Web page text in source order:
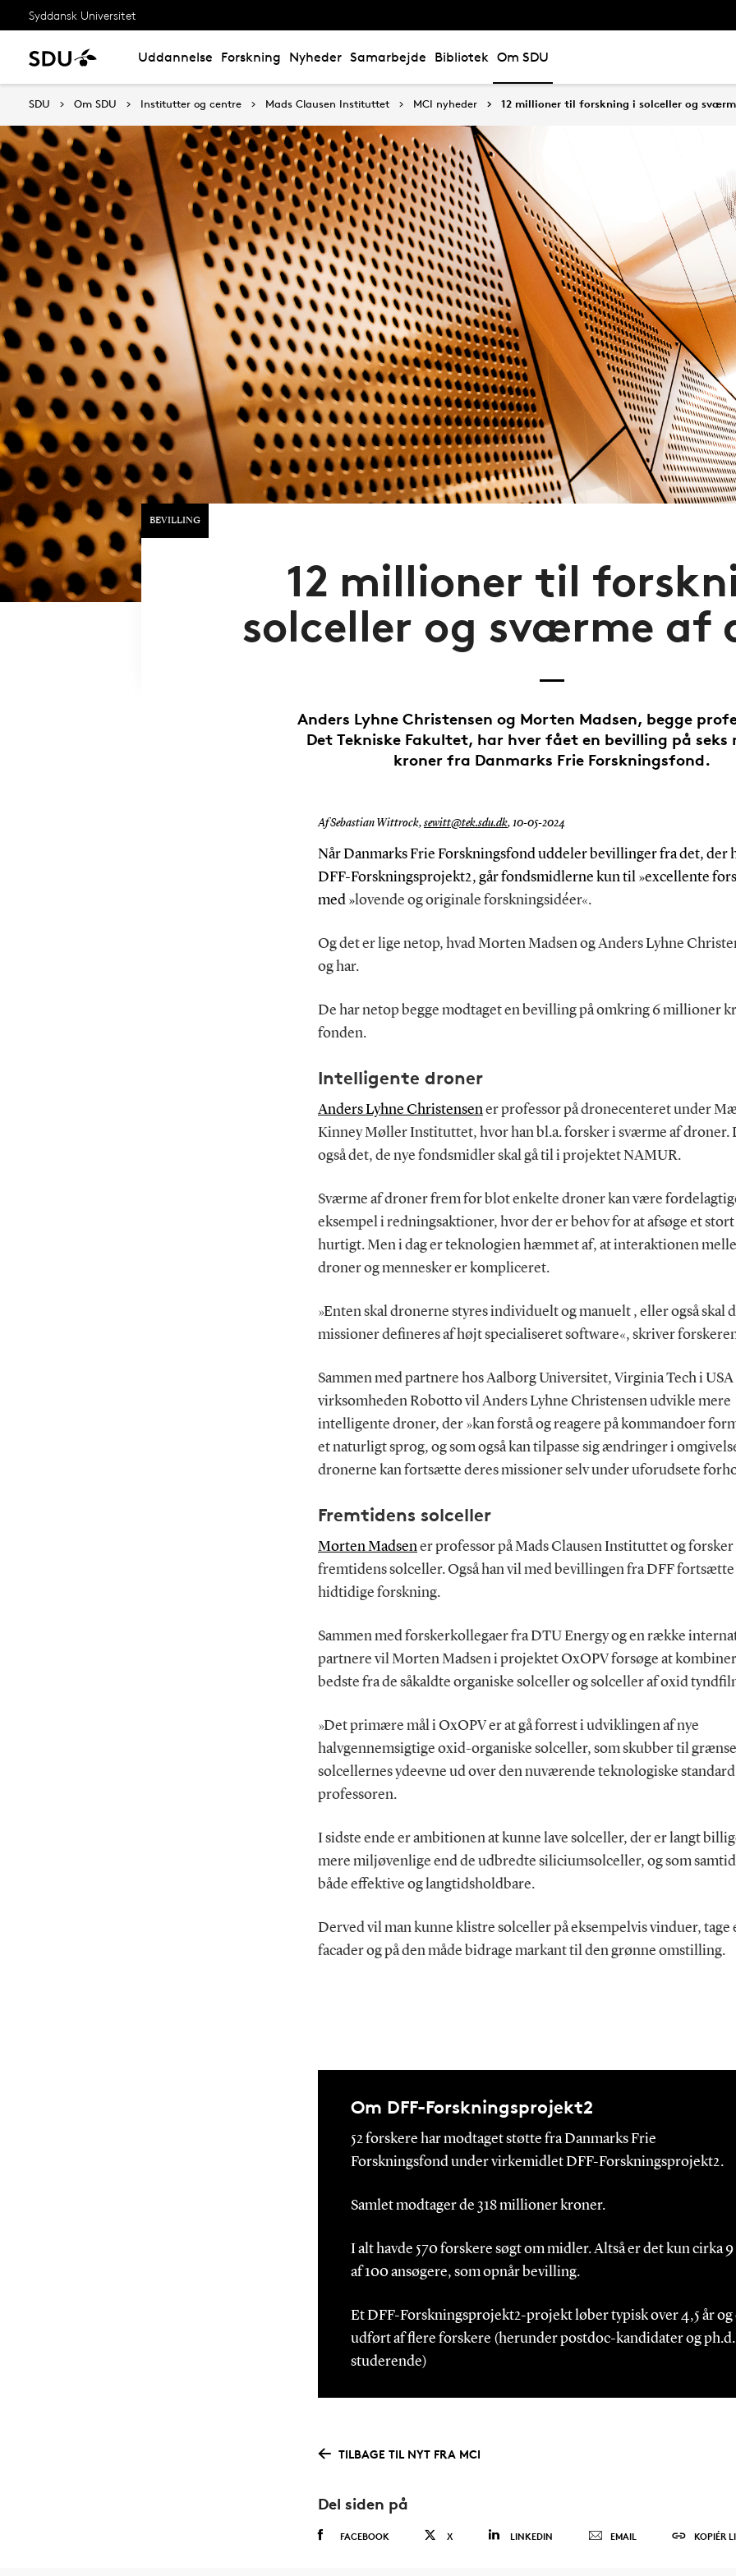
Syddansk Universitet
Uddannelse Forskning Nyheder Samarbejde Bibliotek Om SDU
SDU Om SDU Institutter og centre Mads Clausen Instituttet MCI nyheder 12 millioner til forskning i solceller og
BEVILLING
12 millioner til
solceller og sværme af
Anders Lyhne Christensen og Morten Madsen, begge
Det Tekniske Fakultet, har hver fået en bevilling på seks
kroner fra Danmarks Frie Forskningsfond.
Af Sebastian Wittrock, sewitt@tek.sdu.dk, 10-05-2024
Når Danmarks Frie Forskningsfond uddeler bevillinger fra det, der
DFF-Forskningsprojekt2, går fondsmidlerne kun til »excellente
med »lovende og originale forskningsidéer«.
Og det er lige netop, hvad Morten Madsen og Anders Lyhne
og har.
De har netop begge modtaget en bevilling på omkring 6 millioner
fonden.
Intelligente droner
Anders Lyhne Christensen er professor på dronecenteret under
Kinney Møller Instituttet, hvor han bl.a. forsker i sværme af droner.
også det, de nye fondsmidler skal gå til i projektet NAMUR.
Sværme af droner frem for blot enkelte droner kan være
eksempel i redningsaktioner, hvor der er behov for at afsøge et
hurtigt. Men i dag er teknologien hæmmet af, at interaktionen
droner og mennesker er kompliceret.
»Enten skal dronerne styres individuelt og manuelt , eller også skal
missioner defineres af højt specialiseret software«, skriver
Sammen med partnere hos Aalborg Universitet, Virginia Tech i USA
virksomheden Robotto vil Anders Lyhne Christensen udvikle mere
intelligente droner, der »kan forstå og reagere på kommandoer
et naturligt sprog, og som også kan tilpasse sig ændringer i
dronerne kan fortsætte deres missioner selv under uforudsete
Fremtidens solceller
Morten Madsen er professor på Mads Clausen Instituttet og forsker
fremtidens solceller. Også han vil med bevillingen fra DFF fortsætte
hidtidige forskning.
Sammen med forskerkollegaer fra DTU Energy og en række
partnere vil Morten Madsen i projektet OxOPV forsøge at
bedste fra de såkaldte organiske solceller og solceller af oxid
»Det primære mål i OxOPV er at gå forrest i udviklingen af nye
halvgennemsigtige oxid-organiske solceller, som skubber til
solcellernes ydeevne ud over den nuværende teknologiske
professoren.
I sidste ende er ambitionen at kunne lave solceller, der er langt
mere miljøvenlige end de udbredte siliciumsolceller, og som
både effektive og langtidsholdbare.
Derved vil man kunne klistre solceller på eksempelvis vinduer, tage
facader og på den måde bidrage markant til den grønne omstilling.
Om DFF-Forskningsprojekt2
52 forskere har modtaget støtte fra Danmarks Frie
Forskningsfond under virkemidlet DFF-Forskningsprojekt2.
Samlet modtager de 318 millioner kroner. ​
I alt havde 570 forskere søgt om midler. Altså er det kun cirka 9
af 100 ansøgere, som opnår bevilling.
Et DFF-Forskningsprojekt2-projekt løber typisk over 4,5 år og
udført af flere forskere (herunder postdoc-kandidater og
studerende)
TILBAGE TIL NYT FRA MCI
Del siden på
FACEBOOK X LINKEDIN EMAIL KOPIÉR